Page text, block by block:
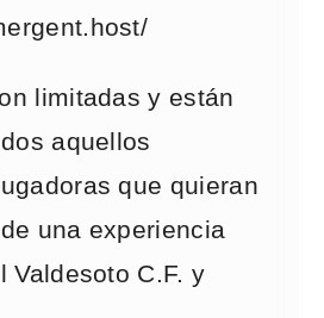
limitadas y están
aquellos
que quieran
una experiencia
Valdesoto C.F. y